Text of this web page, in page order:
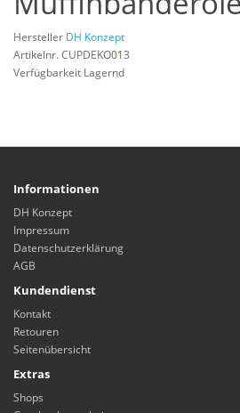
Hersteller DH Konzept
Artikelnr. CUPDEKO013
Verfügbarkeit Lagernd
Informationen
DH Konzept
Impressum
Datenschutzerklärung
AGB
Kundendienst
Kontakt
Retouren
Seitenübersicht
Extras
Shops